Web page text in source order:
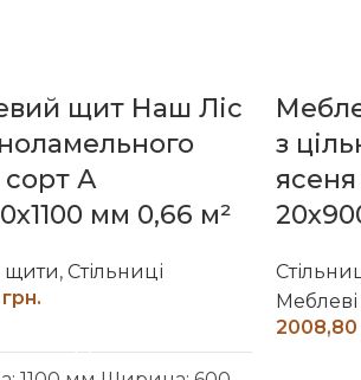
щит Наш Ліс
сорт А
мм 0,66 м²
щити, Стільниці
грн.
з